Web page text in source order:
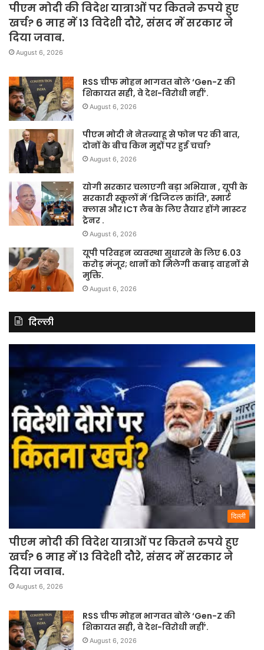
पीएम मोदी की विदेश यात्राओं पर कितने रुपये हुए
खर्च? 6 माह में 13 विदेशी दौरे, संसद में सरकार ने
दिया जवाब.
August 6, 2026
RSS चीफ मोहन भागवत बोले ‘Gen-Z की
शिकायत सही, वे देश-विरोधी नहीं’.
August 6, 2026
पीएम मोदी ने नेतन्याहू से फोन पर की बात,
दोनों के बीच किन मुद्दों पर हुई चर्चा?
August 6, 2026
योगी सरकार चलाएगी बड़ा अभियान , यूपी के
सरकारी स्कूलों में ‘डिजिटल क्रांति’, स्मार्ट
क्लास और ICT लैब के लिए तैयार होंगे मास्टर
ट्रेनर .
August 6, 2026
यूपी परिवहन व्यवस्था सुधारने के लिए 6.03
करोड़ मंजूर; थानों को मिलेगी कबाड़ वाहनों से
मुक्ति.
August 6, 2026
दिल्ली
दिल्ली
पीएम मोदी की विदेश यात्राओं पर कितने रुपये हुए
खर्च? 6 माह में 13 विदेशी दौरे, संसद में सरकार ने
दिया जवाब.
August 6, 2026
RSS चीफ मोहन भागवत बोले ‘Gen-Z की
शिकायत सही, वे देश-विरोधी नहीं’.
August 6, 2026